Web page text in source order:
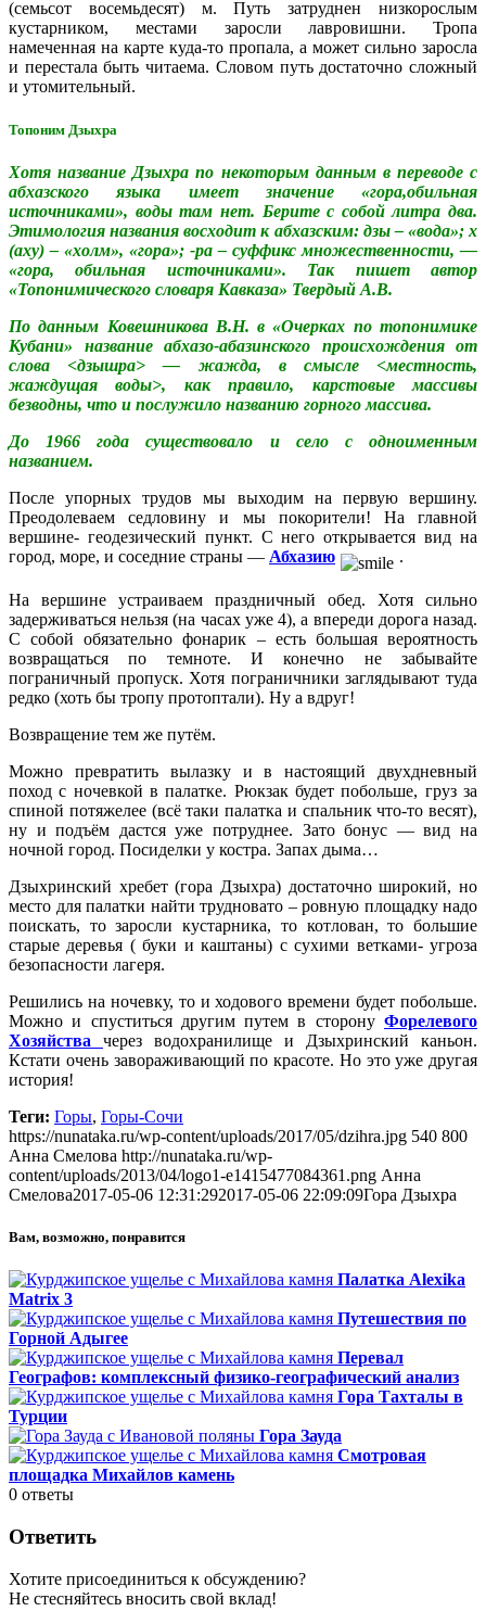
(семьсот восемьдесят) м. Путь затруднен низкорослым
кустарником, местами заросли лавровишни. Тропа
намеченная на карте куда-то пропала, а может сильно заросла
и перестала быть читаема. Словом путь достаточно сложный
и утомительный.
Топоним Дзыхра
Хотя название Дзыхра по некоторым данным в переводе с
абхазского языка имеет значение «гора,обильная
источниками», воды там нет. Берите с собой литра два.
Этимология названия восходит к абхазским: дзы – «вода»; х
(аху) – «холм», «гора»; -ра – суффикс множественности, —
«гора, обильная источниками». Так пишет автор
«Топонимического словаря Кавказа» Твердый А.В.
По данным Ковешникова В.Н. в «Очерках по топонимике
Кубани» название абхазо-абазинского происхождения от
слова <дзышра> — жажда, в смысле <местность,
жаждущая воды>, как правило, карстовые массивы
безводны, что и послужило названию горного массива.
До 1966 года существовало и село с одноименным
названием.
После упорных трудов мы выходим на первую вершину.
Преодолеваем седловину и мы покорители! На главной
вершине- геодезический пункт. С него открывается вид на
город, море, и соседние страны — Абхазию .
На вершине устраиваем праздничный обед. Хотя сильно
задерживаться нельзя (на часах уже 4), а впереди дорога назад.
С собой обязательно фонарик – есть большая вероятность
возвращаться по темноте. И конечно не забывайте
пограничный пропуск. Хотя пограничники заглядывают туда
редко (хоть бы тропу протоптали). Ну а вдруг!
Возвращение тем же путём.
Можно превратить вылазку и в настоящий двухдневный
поход с ночевкой в палатке. Рюкзак будет побольше, груз за
спиной потяжелее (всё таки палатка и спальник что-то весят),
ну и подъём дастся уже потруднее. Зато бонус — вид на
ночной город. Посиделки у костра. Запах дыма…
Дзыхринский хребет (гора Дзыхра) достаточно широкий, но
место для палатки найти трудновато – ровную площадку надо
поискать, то заросли кустарника, то котлован, то большие
старые деревья ( буки и каштаны) с сухими ветками- угроза
безопасности лагеря.
Решились на ночевку, то и ходового времени будет побольше.
Можно и спуститься другим путем в сторону Форелевого
Хозяйства через водохранилище и Дзыхринский каньон.
Кстати очень завораживающий по красоте. Но это уже другая
история!
Теги: Горы, Горы-Сочи
https://nunataka.ru/wp-content/uploads/2017/05/dzihra.jpg 540 800
Анна Смелова http://nunataka.ru/wp-
content/uploads/2013/04/logo1-e1415477084361.png Анна
Смелова2017-05-06 12:31:292017-05-06 22:09:09Гора Дзыхра
Вам, возможно, понравится
Палатка Alexika
Matrix 3
Путешествия по
Горной Адыгее
Перевал
Географов: комплексный физико-географический анализ
Гора Тахталы в
Турции
Гора Зауда
Смотровая
площадка Михайлов камень
0 ответы
Ответить
Хотите присоединиться к обсуждению?
Не стесняйтесь вносить свой вклад!